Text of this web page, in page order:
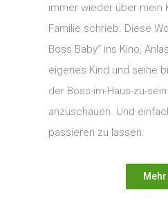
immer wieder über mein
Familie schrieb. Diese
Boss Baby“ ins Kino,
eigenes Kind und seine
der Boss-im-Haus-zu-
anzuschauen. Und
passieren zu lassen.
Mehr